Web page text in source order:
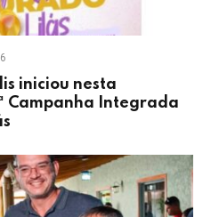
iniciou nesta
Campanha Integrada